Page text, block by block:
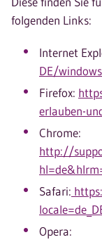
folgenden Links:
Internet
DE/
Firefox:
erlauben-
Chrome:
http://
Safari:
Opera: